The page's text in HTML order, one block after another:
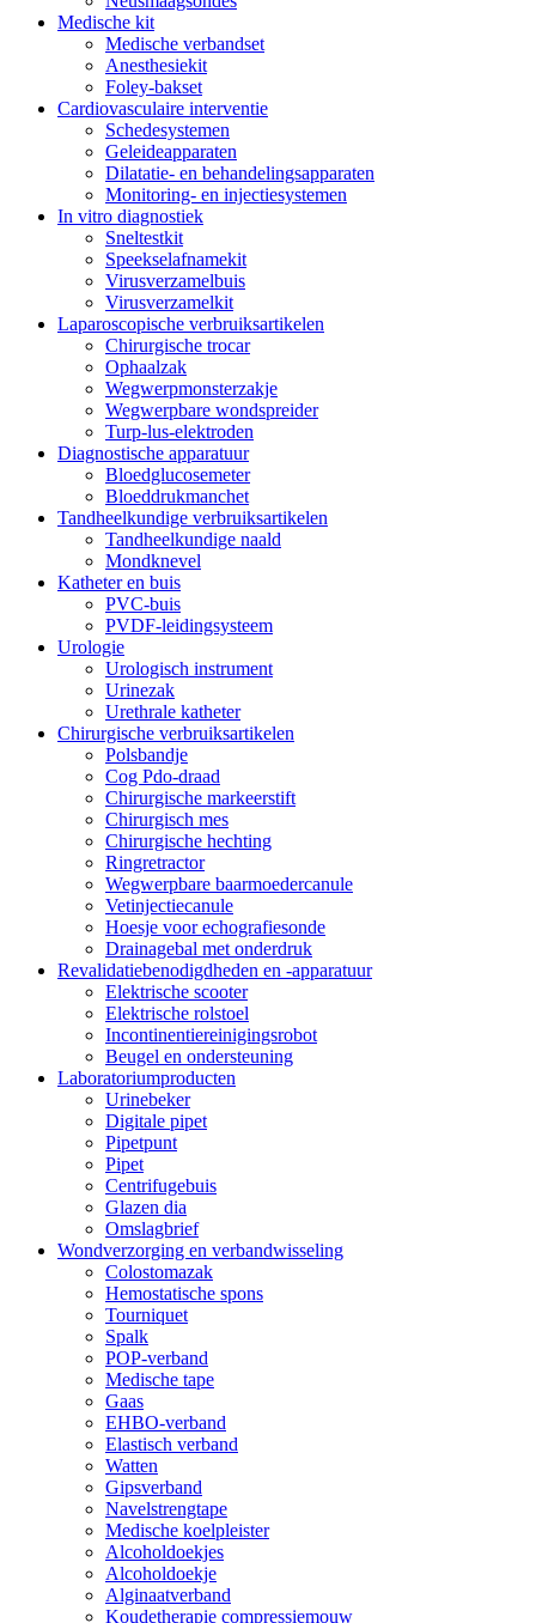
Medische kit
Medische verbandset
Anesthesiekit
Foley-bakset
Cardiovasculaire interventie
Schedesystemen
Geleideapparaten
Dilatatie- en behandelingsapparaten
Monitoring- en injectiesystemen
In vitro diagnostiek
Sneltestkit
Speekselafnamekit
Virusverzamelbuis
Virusverzamelkit
Laparoscopische verbruiksartikelen
Chirurgische trocar
Ophaalzak
Wegwerpmonsterzakje
Wegwerpbare wondspreider
Turp-lus-elektroden
Diagnostische apparatuur
Bloedglucosemeter
Bloeddrukmanchet
Tandheelkundige verbruiksartikelen
Tandheelkundige naald
Mondknevel
Katheter en buis
PVC-buis
PVDF-leidingsysteem
Urologie
Urologisch instrument
Urinezak
Urethrale katheter
Chirurgische verbruiksartikelen
Polsbandje
Cog Pdo-draad
Chirurgische markeerstift
Chirurgisch mes
Chirurgische hechting
Ringretractor
Wegwerpbare baarmoedercanule
Vetinjectiecanule
Hoesje voor echografiesonde
Drainagebal met onderdruk
Revalidatiebenodigdheden en -apparatuur
Elektrische scooter
Elektrische rolstoel
Incontinentiereinigingsrobot
Beugel en ondersteuning
Laboratoriumproducten
Urinebeker
Digitale pipet
Pipetpunt
Pipet
Centrifugebuis
Glazen dia
Omslagbrief
Wondverzorging en verbandwisseling
Colostomazak
Hemostatische spons
Tourniquet
Spalk
POP-verband
Medische tape
Gaas
EHBO-verband
Elastisch verband
Watten
Gipsverband
Navelstrengtape
Medische koelpleister
Alcoholdoekjes
Alcoholdoekje
Alginaatverband
Koudetherapie compressiemouw